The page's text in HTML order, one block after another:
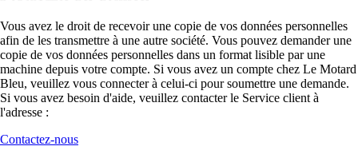
Vous avez le droit de recevoir une copie de vos données personnelles
afin de les transmettre à une autre société. Vous pouvez demander une
copie de vos données personnelles dans un format lisible par une
machine depuis votre compte. Si vous avez un compte chez Le Motard
Bleu, veuillez vous connecter à celui-ci pour soumettre une demande.
Si vous avez besoin d'aide, veuillez contacter le Service client à
l'adresse :
Contactez-nous